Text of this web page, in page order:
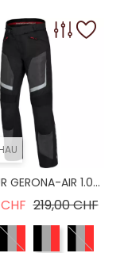
GERONA-AIR 1.0...
Verkaufspreis
219,00 CHF